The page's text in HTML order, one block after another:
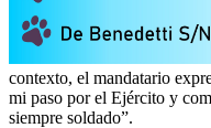
contexto, el mandatario
mi paso por el Ejército y
siempre soldado”.